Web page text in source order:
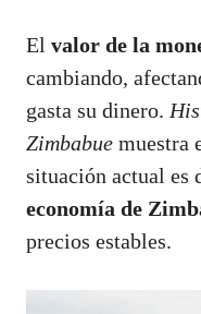
El valor de la
cambiando,
gasta su dinero.
Zimbabue muestra
situación actual
economía de
precios estables.